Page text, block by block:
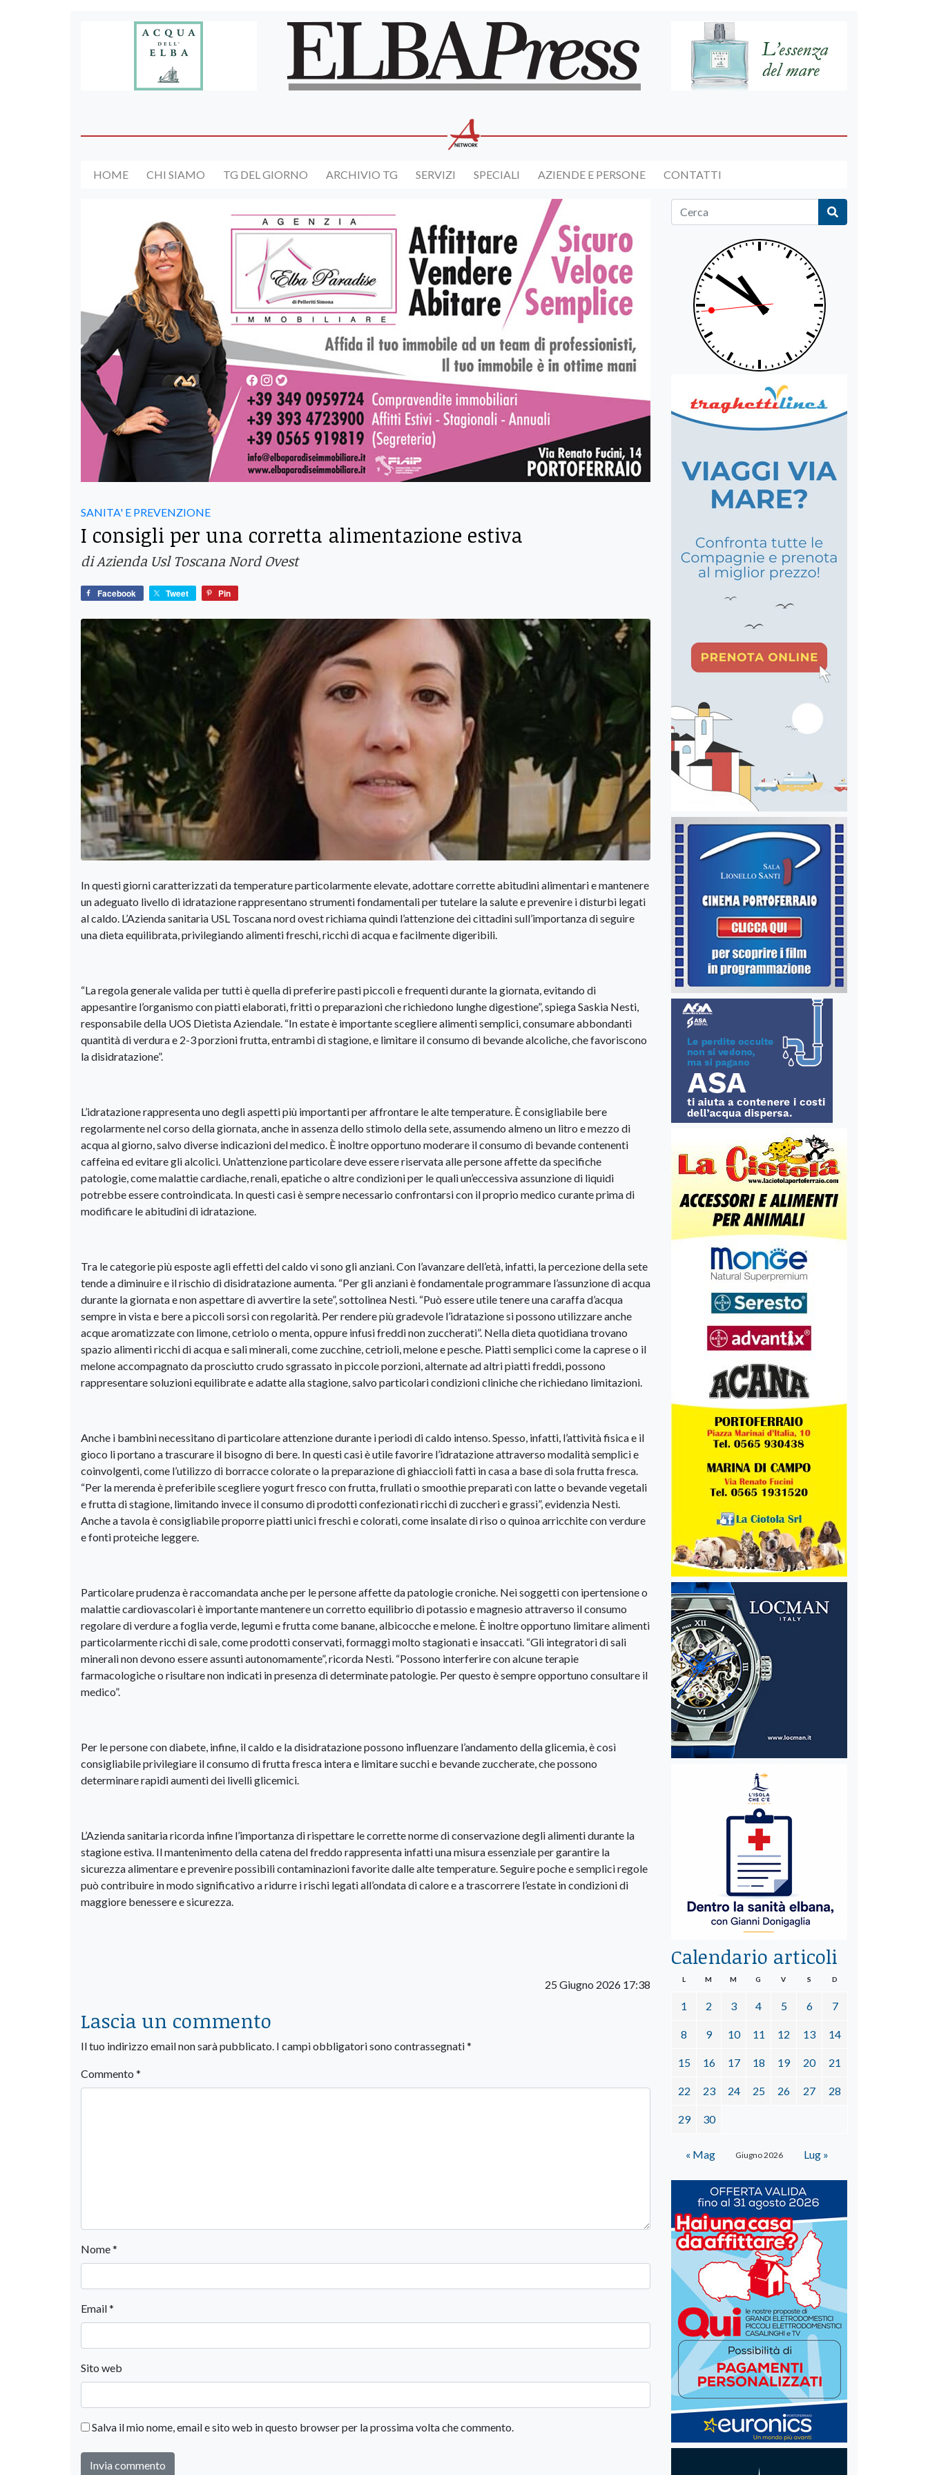
HOME CHI SIAMO TG DEL GIORNO ARCHIVIO TG SERVIZI SPECIALI AZIENDE E PERSONE CONTATTI
SANITA' E PREVENZIONE
I consigli per una corretta alimentazione estiva
di Azienda Usl Toscana Nord Ovest
Facebook Tweet Pin
In questi giorni caratterizzati da temperature particolarmente elevate, adottare corrette abitudini alimentari e mantenere
un adeguato livello di idratazione rappresentano strumenti fondamentali per tutelare la salute e prevenire i disturbi legati
al caldo. L’Azienda sanitaria USL Toscana nord ovest richiama quindi l’attenzione dei cittadini sull’importanza di seguire
una dieta equilibrata, privilegiando alimenti freschi, ricchi di acqua e facilmente digeribili.
“La regola generale valida per tutti è quella di preferire pasti piccoli e frequenti durante la giornata, evitando di
appesantire l’organismo con piatti elaborati, fritti o preparazioni che richiedono lunghe digestione”, spiega Saskia Nesti,
responsabile della UOS Dietista Aziendale. “In estate è importante scegliere alimenti semplici, consumare abbondanti
quantità di verdura e 2-3 porzioni frutta, entrambi di stagione, e limitare il consumo di bevande alcoliche, che favoriscono
la disidratazione”.
L’idratazione rappresenta uno degli aspetti più importanti per affrontare le alte temperature. È consigliabile bere
regolarmente nel corso della giornata, anche in assenza dello stimolo della sete, assumendo almeno un litro e mezzo di
acqua al giorno, salvo diverse indicazioni del medico. È inoltre opportuno moderare il consumo di bevande contenenti
caffeina ed evitare gli alcolici. Un’attenzione particolare deve essere riservata alle persone affette da specifiche
patologie, come malattie cardiache, renali, epatiche o altre condizioni per le quali un’eccessiva assunzione di liquidi
potrebbe essere controindicata. In questi casi è sempre necessario confrontarsi con il proprio medico curante prima di
modificare le abitudini di idratazione.
Tra le categorie più esposte agli effetti del caldo vi sono gli anziani. Con l’avanzare dell’età, infatti, la percezione della sete
tende a diminuire e il rischio di disidratazione aumenta. “Per gli anziani è fondamentale programmare l’assunzione di acqua
durante la giornata e non aspettare di avvertire la sete”, sottolinea Nesti. “Può essere utile tenere una caraffa d’acqua
sempre in vista e bere a piccoli sorsi con regolarità. Per rendere più gradevole l’idratazione si possono utilizzare anche
acque aromatizzate con limone, cetriolo o menta, oppure infusi freddi non zuccherati”. Nella dieta quotidiana trovano
spazio alimenti ricchi di acqua e sali minerali, come zucchine, cetrioli, melone e pesche. Piatti semplici come la caprese o il
melone accompagnato da prosciutto crudo sgrassato in piccole porzioni, alternate ad altri piatti freddi, possono
rappresentare soluzioni equilibrate e adatte alla stagione, salvo particolari condizioni cliniche che richiedano limitazioni.
Anche i bambini necessitano di particolare attenzione durante i periodi di caldo intenso. Spesso, infatti, l’attività fisica e il
gioco li portano a trascurare il bisogno di bere. In questi casi è utile favorire l’idratazione attraverso modalità semplici e
coinvolgenti, come l’utilizzo di borracce colorate o la preparazione di ghiaccioli fatti in casa a base di sola frutta fresca.
“Per la merenda è preferibile scegliere yogurt fresco con frutta, frullati o smoothie preparati con latte o bevande vegetali
e frutta di stagione, limitando invece il consumo di prodotti confezionati ricchi di zuccheri e grassi”, evidenzia Nesti.
Anche a tavola è consigliabile proporre piatti unici freschi e colorati, come insalate di riso o quinoa arricchite con verdure
e fonti proteiche leggere.
Particolare prudenza è raccomandata anche per le persone affette da patologie croniche. Nei soggetti con ipertensione o
malattie cardiovascolari è importante mantenere un corretto equilibrio di potassio e magnesio attraverso il consumo
regolare di verdure a foglia verde, legumi e frutta come banane, albicocche e melone. È inoltre opportuno limitare alimenti
particolarmente ricchi di sale, come prodotti conservati, formaggi molto stagionati e insaccati. “Gli integratori di sali
minerali non devono essere assunti autonomamente”, ricorda Nesti. “Possono interferire con alcune terapie
farmacologiche o risultare non indicati in presenza di determinate patologie. Per questo è sempre opportuno consultare il
medico”.
Per le persone con diabete, infine, il caldo e la disidratazione possono influenzare l’andamento della glicemia, è così
consigliabile privilegiare il consumo di frutta fresca intera e limitare succhi e bevande zuccherate, che possono
determinare rapidi aumenti dei livelli glicemici.
L’Azienda sanitaria ricorda infine l’importanza di rispettare le corrette norme di conservazione degli alimenti durante la
stagione estiva. Il mantenimento della catena del freddo rappresenta infatti una misura essenziale per garantire la
sicurezza alimentare e prevenire possibili contaminazioni favorite dalle alte temperature. Seguire poche e semplici regole
può contribuire in modo significativo a ridurre i rischi legati all’ondata di calore e a trascorrere l’estate in condizioni di
maggiore benessere e sicurezza.
25 Giugno 2026 17:38
Lascia un commento
Il tuo indirizzo email non sarà pubblicato. I campi obbligatori sono contrassegnati*
Commento *
Nome*
Email*
Sito web
Salva il mio nome, email e sito web in questo browser per la prossima volta che commento.
Calendario articoli
Giugno 2026
L M M G V S D
1 2 3 4 5 6 7
8 9 10 11 12 13 14
15 16 17 18 19 20 21
22 23 24 25 26 27 28
29 30
« Mag Lug »